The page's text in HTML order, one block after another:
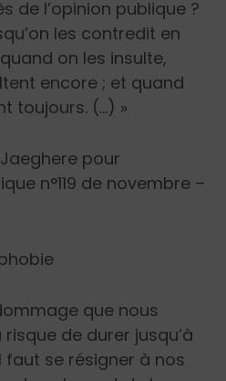
de l’opinion publique ?
les contredit en
on les insulte,
encore ; et quand
toujours. (…) »
pour
n°119 de novembre –
que nous
de durer jusqu’à
se résigner à nos